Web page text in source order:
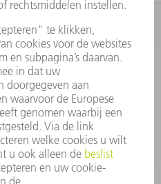
vragen
4002 400
- 17.00 uur